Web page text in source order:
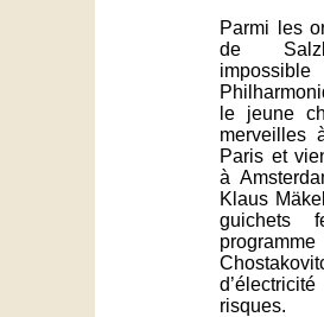
Parmi les
de
le jeune
merveilles
Paris et
à
Klaus
guichets
risques.